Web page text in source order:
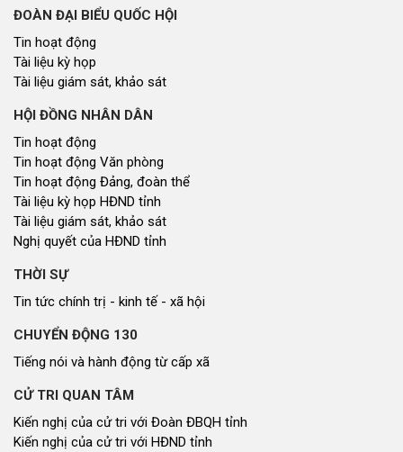
ĐOÀN ĐẠI BIỂU QUỐC HỘI
Tin hoạt động
Tài liệu kỳ họp
Tài liệu giám sát, khảo sát
HỘI ĐỒNG NHÂN DÂN
Tin hoạt động
Tin hoạt động Văn phòng
Tin hoạt động Đảng, đoàn thể
Tài liệu kỳ họp HĐND tỉnh
Tài liệu giám sát, khảo sát
Nghị quyết của HĐND tỉnh
THỜI SỰ
Tin tức chính trị - kinh tế - xã hội
CHUYỂN ĐỘNG 130
Tiếng nói và hành động từ cấp xã
CỬ TRI QUAN TÂM
Kiến nghị của cử tri với Đoàn ĐBQH tỉnh
Kiến nghị của cử tri với HĐND tỉnh